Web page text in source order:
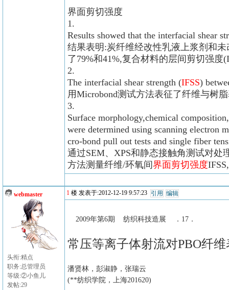
界面剪切强度
1.
Results showed that the interfacial shear
结果表明:炭纤维经改性乳液上浆剂和
了79%和41%,复合材料的层间剪切强度
2.
The interfacial shear strength (IFSS)
用Microbond测试方法表征了纤维与树
3.
Surface morphology,chemical
were determined using scanning electron
cro-bond pull out tests and single fiber
通过SEM、XPS和静态接触角测试对
方法测量纤维/环氧间界面剪切强度
webmaster
头衔:精点
职务:总管理员
等级:②小鱼儿
发帖:29
1 楼 发表于:2012-12-19 9:57:23 引用 编辑
2009年第6期 纺织科技造展 ．17．
常压等离子体射流对PBO纤
潘贤林，彭淑静，张瑞云
(**纺织学院，上海201620)